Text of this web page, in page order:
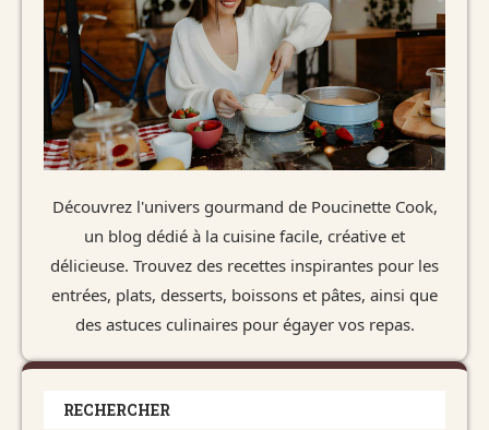
Découvrez l'univers gourmand de Poucinette Cook,
un blog dédié à la cuisine facile, créative et
délicieuse. Trouvez des recettes inspirantes pour les
entrées, plats, desserts, boissons et pâtes, ainsi que
des astuces culinaires pour égayer vos repas.
RECHERCHER